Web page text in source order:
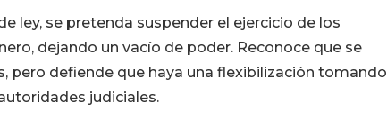
ley, se pretenda suspender el ejercicio de los
dejando un vacío de poder. Reconoce que se
pero defiende que haya una flexibilización tomando
judiciales.